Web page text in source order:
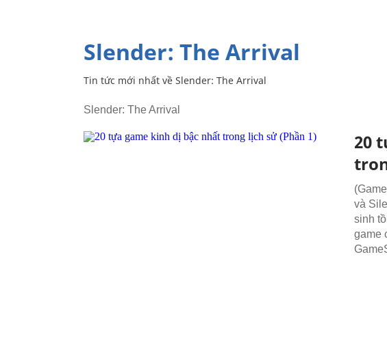
Slender: The Arrival
Tin tức mới nhất về Slender: The Arrival
Slender: The Arrival
20
và
sinh
game